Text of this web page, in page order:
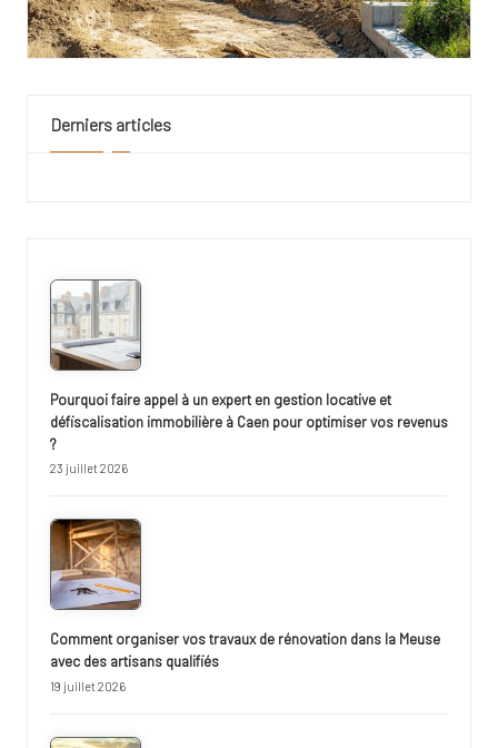
Derniers articles
Pourquoi faire appel à un expert en gestion locative et
défiscalisation immobilière à Caen pour optimiser vos revenus
?
23 juillet 2026
Comment organiser vos travaux de rénovation dans la Meuse
avec des artisans qualifiés
19 juillet 2026